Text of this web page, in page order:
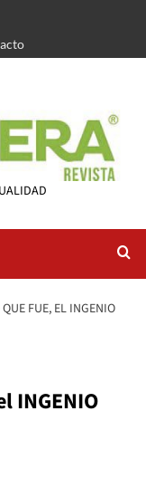
FUE, EL INGENIO
INGENIO